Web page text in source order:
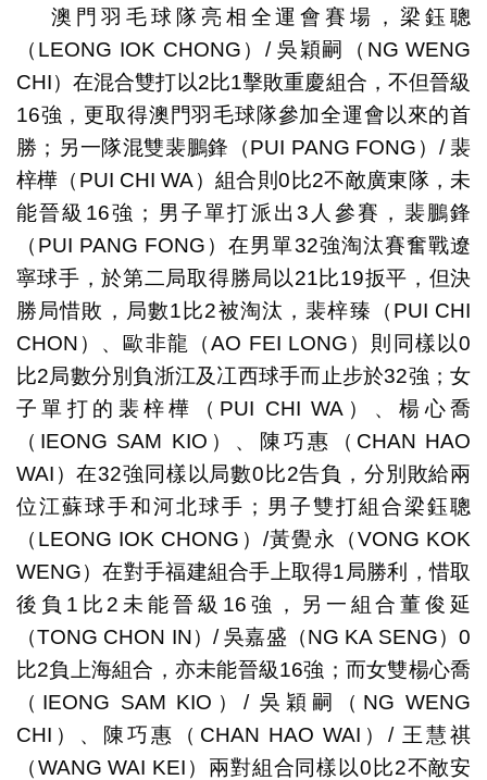
澳門羽毛球隊亮相全運會賽場，梁鈺聰
（LEONG IOK CHONG）/ 吳穎嗣（NG WENG
CHI）在混合雙打以2比1擊敗重慶組合，不但晉級
16強，更取得澳門羽毛球隊參加全運會以來的首
勝；另一隊混雙裴鵬鋒（PUI PANG FONG）/ 裴
梓樺（PUI CHI WA）組合則0比2不敵廣東隊，未
能晉級16強；男子單打派出3人參賽，裴鵬鋒
（PUI PANG FONG）在男單32強淘汰賽奮戰遼
寧球手，於第二局取得勝局以21比19扳平，但決
勝局惜敗，局數1比2被淘汰，裴梓臻（PUI CHI
CHON）、歐非龍（AO FEI LONG）則同樣以0
比2局數分別負浙江及冮西球手而止步於32強；女
子單打的裴梓樺（PUI CHI WA）、楊心喬
（IEONG SAM KIO）、陳巧惠（CHAN HAO
WAI）在32強同樣以局數0比2告負，分別敗給兩
位江蘇球手和河北球手；男子雙打組合梁鈺聰
（LEONG IOK CHONG）/黃覺永（VONG KOK
WENG）在對手福建組合手上取得1局勝利，惜取
後負1比2未能晉級16強，另一組合董俊延
（TONG CHON IN）/ 吳嘉盛（NG KA SENG）0
比2負上海組合，亦未能晉級16強；而女雙楊心喬
（IEONG SAM KIO）/ 吳穎嗣（NG WENG
CHI）、陳巧惠（CHAN HAO WAI）/ 王慧祺
（WANG WAI KEI）兩對組合同樣以0比2不敵安